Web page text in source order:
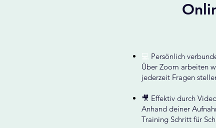
💻 Persönlich
Über Zoom arbeiten
jederzeit Fragen
🎥 Effektiv durch
Anhand deiner
Training Schritt für